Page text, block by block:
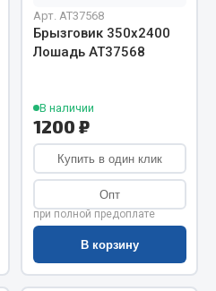
Арт. AT37568
Брызговик 350х2400
Лошадь АТ37568
В наличии
1200 ₽
Купить в один клик
Опт
при полной предоплате
В корзину